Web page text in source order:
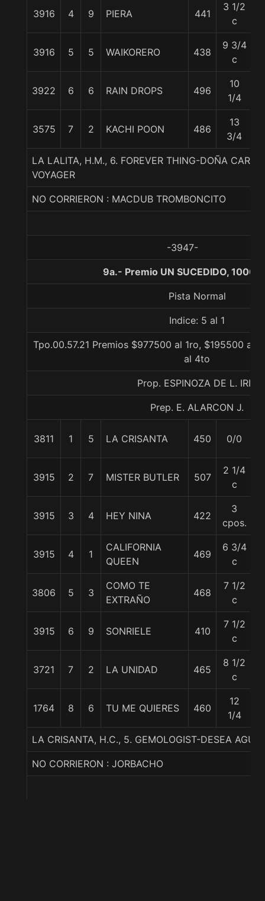
3916 4 9 PIERA 441
3 1/2
c
3916 5 5 WAIKORERO 438
9 3/4
c
3922 6 6 RAIN DROPS 496
10
1/4
3575 7 2 KACHI POON 486
13
3/4
LA LALITA, H.M., 6. FOREVER THING-DOÑA
VOYAGER
NO CORRIERON : MACDUB TROMBONCITO
-3947-
9a.- Premio UN SUCEDIDO, 1000
Pista Normal
Indice: 5 al 1
Tpo.00.57.21 Premios $977500 al 1ro, $195500 al
al 4to
Prop. ESPINOZA DE L. IRIS
Prep. E. ALARCON J.
3811 1 5 LA CRISANTA 450 0/0
3915 2 7 MISTER BUTLER 507
2 1/4
c
3915 3 4 HEY NINA 422
3
cpos.
3915 4 1
CALIFORNIA
QUEEN
469
6 3/4
c
3806 5 3
COMO TE
EXTRAÑO
468
7 1/2
c
3915 6 9 SONRIELE 410
7 1/2
c
3721 7 2 LA UNIDAD 465
8 1/2
c
1764 8 6 TU ME QUIERES 460
12
1/4
LA CRISANTA, H.C., 5. GEMOLOGIST-DESEA
NO CORRIERON : JORBACHO